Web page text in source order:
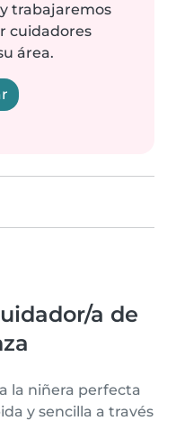
trabajaremos
cuidadores
área.
a de
la niñera perfecta
y sencilla a través